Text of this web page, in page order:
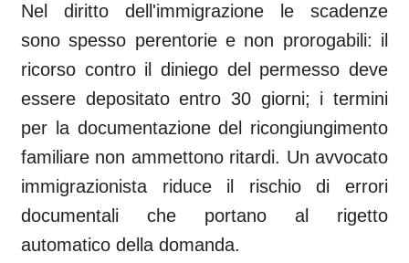
Nel diritto dell'immigrazione le scadenze
sono spesso perentorie e non prorogabili: il
ricorso contro il diniego del permesso deve
essere depositato entro 30 giorni; i termini
per la documentazione del ricongiungimento
familiare non ammettono ritardi. Un avvocato
immigrazionista riduce il rischio di errori
documentali che portano al rigetto
automatico della domanda.